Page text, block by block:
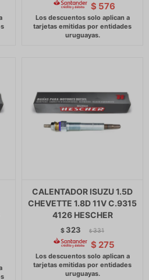
$ 576
CALENTADOR ISUZU 1.5D
CHEVETTE 1.8D 11V C.9315
4126 HESCHER
$ 323 $ 331
$ 275